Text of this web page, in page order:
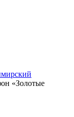
«Золотые